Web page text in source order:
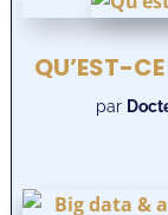
QU’EST-
par